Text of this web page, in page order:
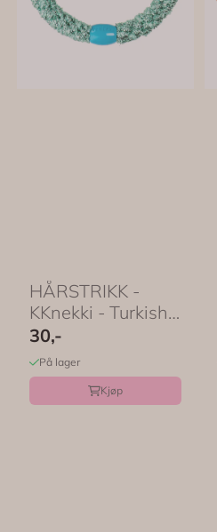
HÅRSTRIKK -
KKnekki - Turkish
Glitter - Bon Dep
30,-
På lager
Kjøp